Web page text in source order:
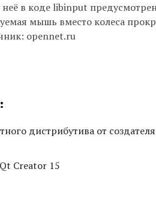
неё в коде libinput
мышь вместо колеса
opennet.ru
дистрибутива от
Creator 15